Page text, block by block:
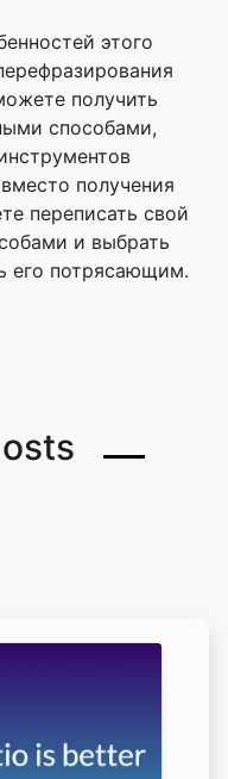
этого
получить
способами,
получения
переписать свой
и выбрать
его потрясающим.